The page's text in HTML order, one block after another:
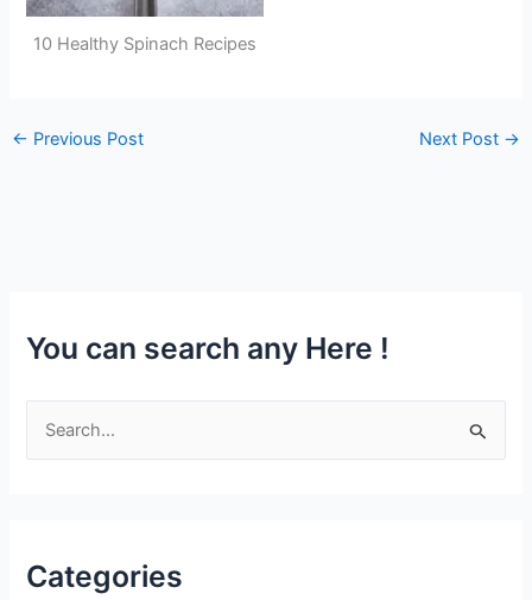
10 Healthy Spinach Recipes
← Previous Post Next Post →
You can search any Here !
h
Categories